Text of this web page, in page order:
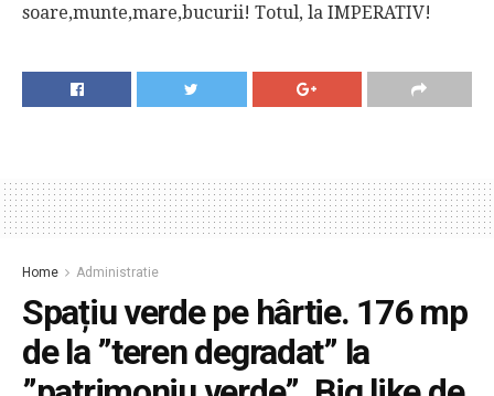
soare,munte,mare,bucurii! Totul, la IMPERATIV!
Home Administratie
Spațiu verde pe hârtie. 176 mp
de la ”teren degradat” la